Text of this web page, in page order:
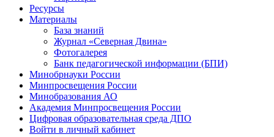
Ресурсы
Материалы
База знаний
Журнал «Северная Двина»
Фотогалерея
Банк педагогической информации (БПИ)
Минобрнауки России
Минпросвещения России
Минобразования АО
Академия Минпросвещения России
Цифровая образовательная среда ДПО
Войти в личный кабинет